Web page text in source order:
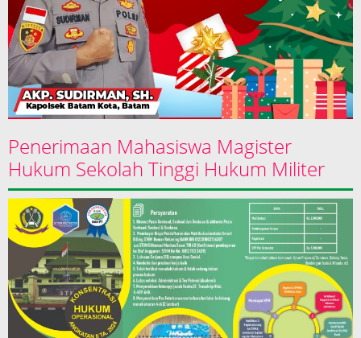
Penerimaan Mahasiswa Magister
Hukum Sekolah Tinggi Hukum Militer